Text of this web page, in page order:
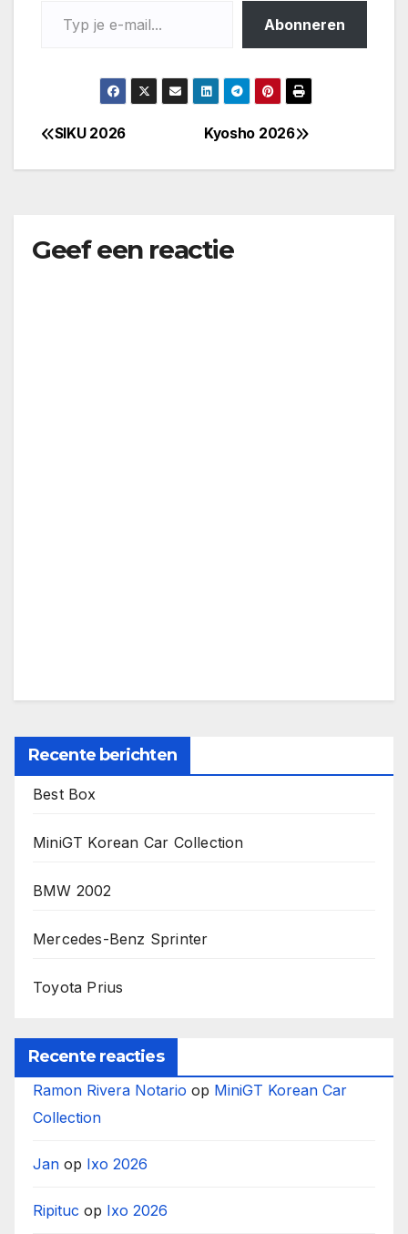
Abonneren
Bericht
navigatie
Kyosho 2026
SIKU 2026
Geef een reactie
Recente berichten
Best Box
MiniGT Korean Car Collection
BMW 2002
Mercedes-Benz Sprinter
Toyota Prius
Recente reacties
Ramon Rivera Notario op MiniGT Korean Car
Collection
Jan op Ixo 2026
Ripituc op Ixo 2026